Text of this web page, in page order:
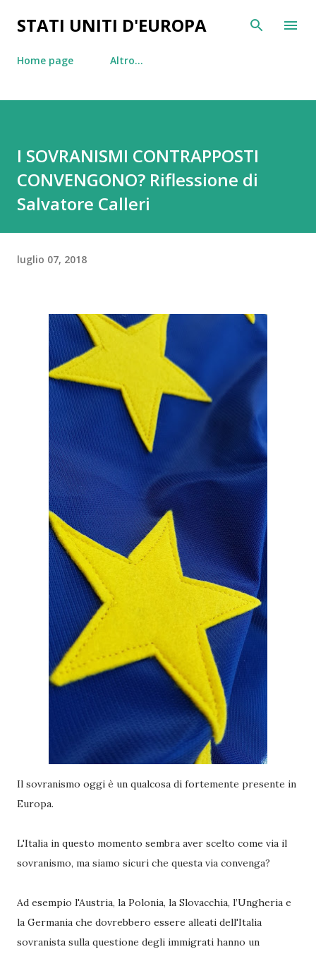
Passa ai contenuti principali
STATI UNITI D'EUROPA
Home page Altro…
I SOVRANISMI CONTRAPPOSTI
CONVENGONO? Riflessione di
Salvatore Calleri
luglio 07, 2018
Il sovranismo oggi è un qualcosa di fortemente presente in
Europa.
L'Italia in questo momento sembra aver scelto come via il
sovranismo, ma siamo sicuri che questa via convenga?
Ad esempio l'Austria, la Polonia, la Slovacchia, l’Ungheria e
la Germania che dovrebbero essere alleati dell'Italia
sovranista sulla questione degli immigrati hanno un